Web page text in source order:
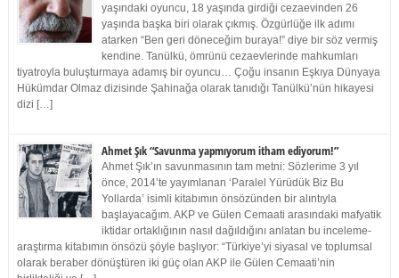
yaşındaki oyuncu, 18 yaşında girdiği cezaevinden 26
yaşında başka biri olarak çıkmış. Özgürlüğe ilk adımı
atarken “Ben geri döneceğim buraya!” diye bir söz vermiş
kendine. Tanülkü, ömrünü cezaevlerinde mahkumları
tiyatroyla buluşturmaya adamış bir oyuncu… Çoğu insanın Eşkıya Dünyaya
Hükümdar Olmaz dizisinde Şahinağa olarak tanıdığı Tanülkü’nün hikayesi
dizi […]
Ahmet Şık “Savunma yapmıyorum itham ediyorum!”
Ahmet Şık’ın savunmasının tam metni: Sözlerime 3 yıl
önce, 2014’te yayımlanan ‘Paralel Yürüdük Biz Bu
Yollarda’ isimli kitabımın önsözünden bir alıntıyla
başlayacağım. AKP ve Gülen Cemaati arasındaki mafyatik
iktidar ortaklığının nasıl dağıldığını anlatan bu inceleme-
araştırma kitabımın önsözü şöyle başlıyor: “Türkiye’yi siyasal ve toplumsal
olarak beraber dönüştüren iki güç olan AKP ile Gülen Cemaati’nin